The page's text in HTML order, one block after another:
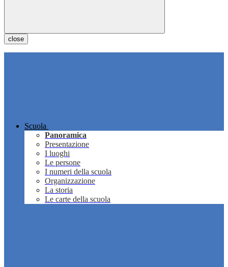
close
Scuola
Panoramica
Presentazione
I luoghi
Le persone
I numeri della scuola
Organizzazione
La storia
Le carte della scuola